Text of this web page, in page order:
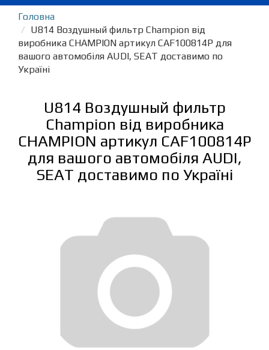
Головна
U814 Воздушный фильтр Champion від
виробника CHAMPION артикул CAF100814P для
вашого автомобіля AUDI, SEAT доставимо по
Україні
U814 Воздушный фильтр
Champion від виробника
CHAMPION артикул CAF100814P
для вашого автомобіля AUDI,
SEAT доставимо по Україні